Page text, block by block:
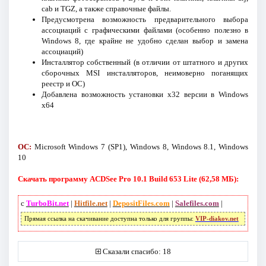
cab и TGZ, а также справочные файлы.
Предусмотрена возможность предварительного выбора
ассоциаций с графическими файлами (особенно полезно в
Windows 8, где крайне не удобно сделан выбор и замена
ассоциаций)
Инсталлятор собственный (в отличии от штатного и других
сборочных MSI инсталляторов, неимоверно поганящих
реестр и ОС)
Добавлена возможность установки x32 версии в Windows
x64
ОС: Microsoft Windows 7 (SP1), Windows 8, Windows 8.1, Windows
10
Скачать программу ACDSee Pro 10.1 Build 653 Lite (62,58 МБ):
с TurboBit.net| Hitfile.net| DepositFiles.com | Salefiles.com |
Прямая ссылка на скачивание доступна только для группы: VIP-diakov.net
Сказали спасибо: 18